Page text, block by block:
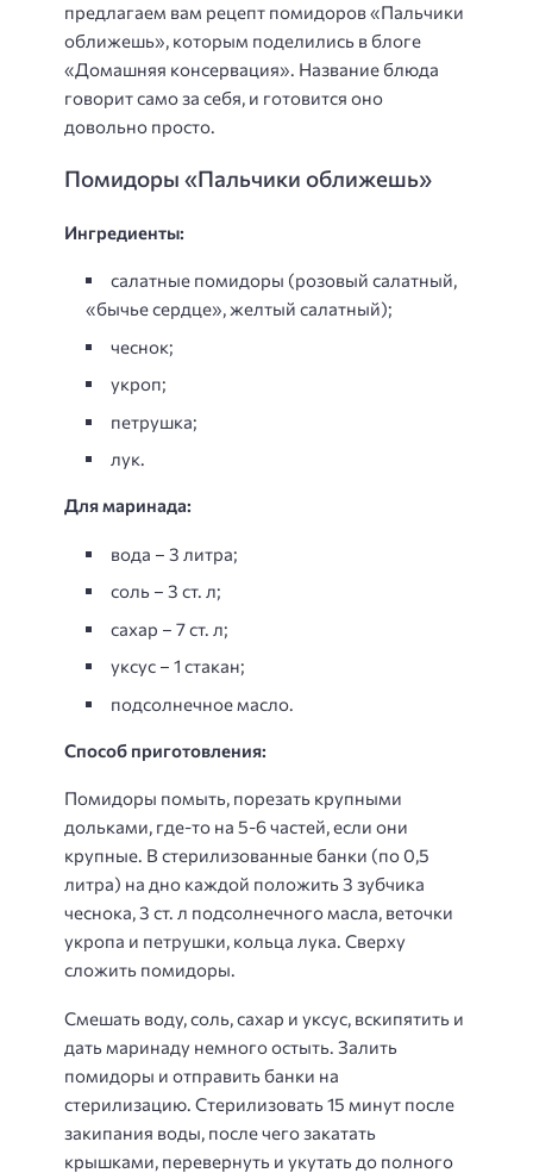
предлагаем вам рецепт помидоров «Пальчики
оближешь», которым поделились в блоге
«Домашняя консервация». Название блюда
говорит само за себя, и готовится оно
довольно просто.
Помидоры «Пальчики оближешь»
Ингредиенты:
салатные помидоры (розовый салатный,
«бычье сердце», желтый салатный);
чеснок;
укроп;
петрушка;
лук.
Для маринада:
вода – 3 литра;
соль – 3 ст. л;
сахар – 7 ст. л;
уксус – 1 стакан;
подсолнечное масло.
Способ приготовления:
Помидоры помыть, порезать крупными
дольками, где-то на 5-6 частей, если они
крупные. В стерилизованные банки (по 0,5
литра) на дно каждой положить 3 зубчика
чеснока, 3 ст. л подсолнечного масла, веточки
укропа и петрушки, кольца лука. Сверху
сложить помидоры.
Смешать воду, соль, сахар и уксус, вскипятить и
дать маринаду немного остыть. Залить
помидоры и отправить банки на
стерилизацию. Стерилизовать 15 минут после
закипания воды, после чего закатать
крышками, перевернуть и укутать до полного